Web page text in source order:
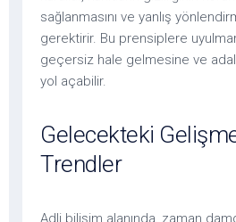
sağlanmasını ve yanlış
gerektirir. Bu prensiplere
geçersiz hale gelmesine ve
yol açabilir.
Gelecekteki
Trendler
Adli bilişim alanında, zaman